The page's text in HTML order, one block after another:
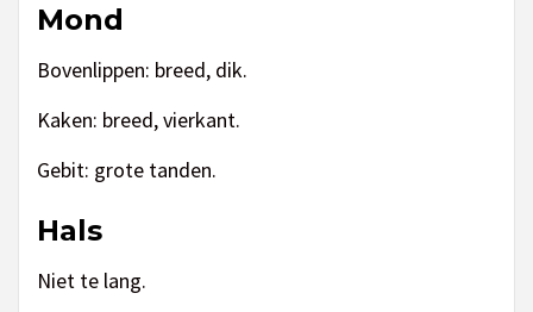
Mond
Bovenlippen: breed, dik.
Kaken: breed, vierkant.
Gebit: grote tanden.
Hals
Niet te lang.